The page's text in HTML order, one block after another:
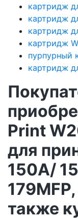
картридж
картридж
картридж
картридж
пурпурный
картридж
Print
для
150A/
также